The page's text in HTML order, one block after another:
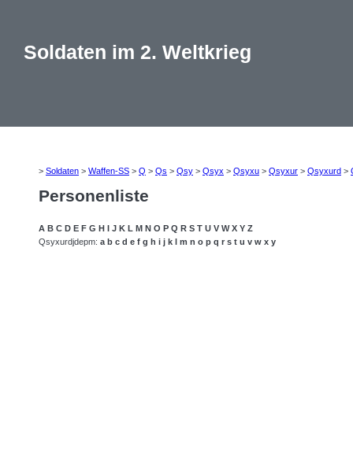
Soldaten im 2. Weltkrieg
> Soldaten > Waffen-SS > Q > Qs > Qsy > Qsyx > Qsyxu > Qsyxur > Qsyxurd >
Personenliste
A B C D E F G H I J K L M N O P Q R S T U V W X Y Z
Qsyxurdjdepm: a b c d e f g h i j k l m n o p q r s t u v w x y